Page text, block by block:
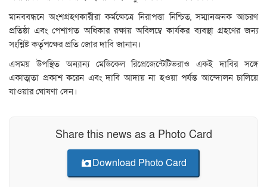
মানববন্ধনে অংশগ্রহণকারীরা কর্মক্ষেত্রে নিরাপত্তা নিশ্চিত, সম্মানজনক আচরণ
প্রতিষ্ঠা এবং পেশাগত অধিকার রক্ষায় অবিলম্বে কার্যকর ব্যবস্থা গ্রহণের জন্য
সংশ্লিষ্ট কর্তৃপক্ষের প্রতি জোর দাবি জানান।
এসময় উপস্থিত অন্যান্য মেডিকেল রিপ্রেজেন্টেটিভরাও একই দাবির সঙ্গে
একাত্মতা প্রকাশ করেন এবং দাবি আদায় না হওয়া পর্যন্ত আন্দোলন চালিয়ে
যাওয়ার ঘোষণা দেন।
Share this news as a Photo Card
Download Photo Card